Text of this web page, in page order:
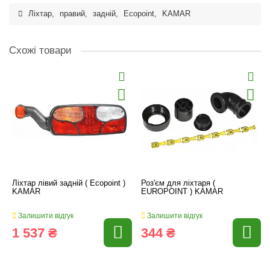
Ліхтар, правий, задній, Ecopoint, KAMAR
Схожі товари
Ліхтар лівий задній ( Ecopoint )
KAMAR
Залишити відгук
1 537 ₴
Роз'єм для ліхтаря (
EUROPOINT ) KAMAR
Залишити відгук
344 ₴